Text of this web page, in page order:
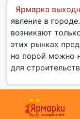
Ярмарка
явление в
возникают
этих рынках
но порой можно
для